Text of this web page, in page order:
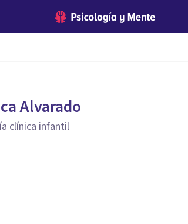
Alvarado
clínica infantil